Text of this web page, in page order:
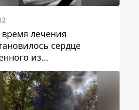
лечения
сердце
из
области
Лупашко